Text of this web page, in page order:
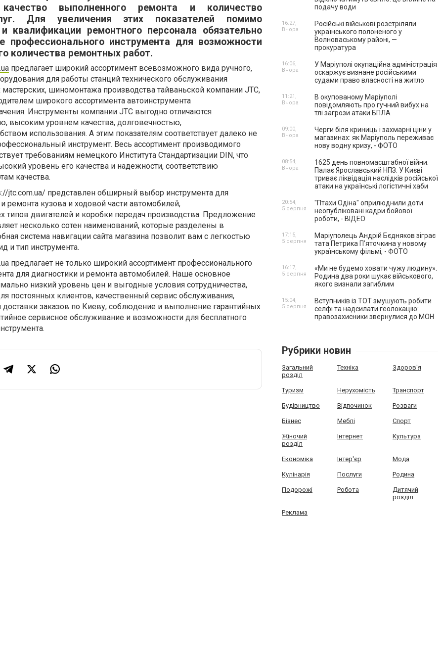
выполненного ремонта и количество
Для увеличения этих показателей помимо
квалификации ремонтного персонала обязательно
профессионального инструмента для возможности
количества ремонтных работ.
предлагает широкий ассортимент всевозможного вида ручного,
для работы станций технического обслуживания
шиномонтажа производства тайваньской компании JTC,
широкого ассортимента автоинструмента
Инструменты компании JTC выгодно отличаются
высоким уровнем качества, долговечностью,
использования. А этим показателям соответствует далеко не
инструмент. Весь ассортимент производимого
требованиям немецкого Института Стандартизации DIN, что
уровень его качества и надежности, соответствию
качества.
jtc.com.ua/ представлен обширный выбор инструмента для
ремонта кузова и ходовой части автомобилей,
типов двигателей и коробки передач производства. Предложение
несколько сотен наименований, которые разделены в
система навигации сайта магазина позволит вам с легкостью
и тип инструмента.
предлагает не только широкий ассортимент профессионального
для диагностики и ремонта автомобилей. Наше основное
низкий уровень цен и выгодные условия сотрудничества,
постоянных клиентов, качественный сервис обслуживания,
заказов по Киеву, соблюдение и выполнение гарантийных
сервисное обслуживание и возможности для бесплатного
подачу води
Російські військові розстріляли
українського полоненого у
Волноваському районі, —
прокуратура
16:27,
Вчора
У Маріуполі окупаційна адміністрація
оскаржує визнане російськими
судами право власності на житло
16:06,
Вчора
В окупованому Маріуполі
повідомляють про гучний вибух на
тлі загрози атаки БПЛА
11:21,
Вчора
Черги біля криниць і захмарні ціни у
магазинах: як Маріуполь переживає
нову водну кризу, - ФОТО
09:00,
Вчора
1625 день повномасштабної війни.
Палає Ярославський НПЗ. У Києві
триває ліквідація наслідків російської
атаки на українські логістичні хаби
08:54,
Вчора
"Птахи Одіна" оприлюднили доти
неопубліковані кадри бойової
роботи, - ВІДЕО
20:54,
5 серпня
Маріуполець Андрій Бєдняков зіграє
тата Петрика П’яточкина у новому
українському фільмі, - ФОТО
17:15,
5 серпня
«Ми не будемо ховати чужу людину».
Родина два роки шукає військового,
якого визнали загиблим
16:17,
5 серпня
Вступників із ТОТ змушують робити
селфі та надсилати геолокацію:
правозахисники звернулися до МОН
15:04,
5 серпня
Рубрики новин
Загальний
розділ
Техніка Здоров'я
Туризм Нерухомість Транспорт
Будівництво Відпочинок Розваги
Бізнес Меблі Спорт
Жіночий
розділ
Інтернет Культура
Економіка Інтер'єр Мода
Кулінарія Послуги Родина
Подорожі Робота
Дитячий
розділ
Реклама